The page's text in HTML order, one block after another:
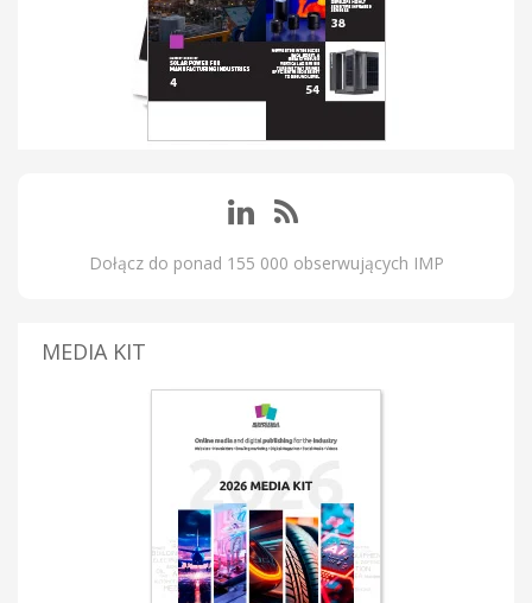
Dołącz do ponad 155 000 obserwujących IMP
MEDIA KIT